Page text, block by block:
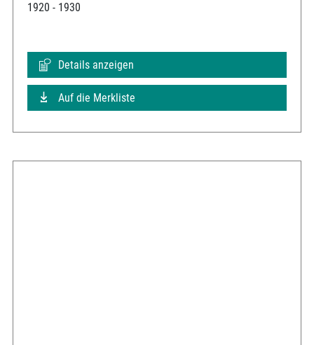
1920 - 1930
Details anzeigen
Auf die Merkliste